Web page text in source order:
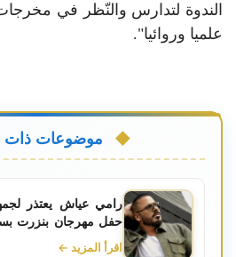
الندوة لتدارس والنّظر في
علميا وروائيا".
موضوعات ذات
رامي عياش يعتذر
حفل مهرجان بنزرت
من المتعهد
اقرأ المزيد ←